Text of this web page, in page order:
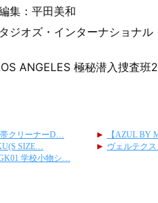
集：平田美和
ジオズ・インターナショナル
ANGELES 極秘潜入捜査班2